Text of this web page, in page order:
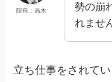
院長：高木
勢の崩
れませ
立ち仕事をされて